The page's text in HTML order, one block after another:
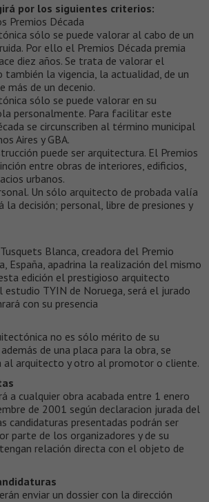
por los siguientes criterios:
Premios Década
sólo se puede valorar al cabo de un
Por ello el Premios Década premia
diez años. Se trata de valorar el
también la vigencia, la actualidad, de un
más de un decenio.
sólo se puede valorar en su
personalmente. Para facilitar este
se circunscriben al término municipal
Aires y GBA.
puede ser arquitectura. El Premios
entre obras de interiores, edificios,
urbanos.
Un sólo arquitecto de probada valía
decisión; personal, libre de presiones y
Blanca, creadora del Premio
España, apadrina la realización del mismo
edición el prestigioso arquitecto
estudio TYIN de Noruega, será el jurado
con su presencia
no es sólo mérito de su
de una placa para la obra, se
al arquitecto y otro al promotor o cliente.
a cualquier obra acabada entre 1 enero
de 2001 según declaracion jurada del
candidaturas presentadas podrán ser
parte de los organizadores y de su
relación directa con el objeto de
enviar un dossier con la dirección